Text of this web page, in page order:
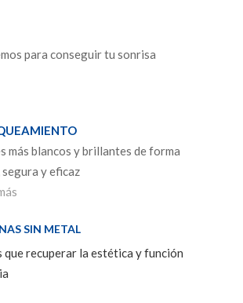
para conseguir tu sonrisa
más blancos y brillantes de forma
y eficaz
SIN METAL
que recuperar la estética y función